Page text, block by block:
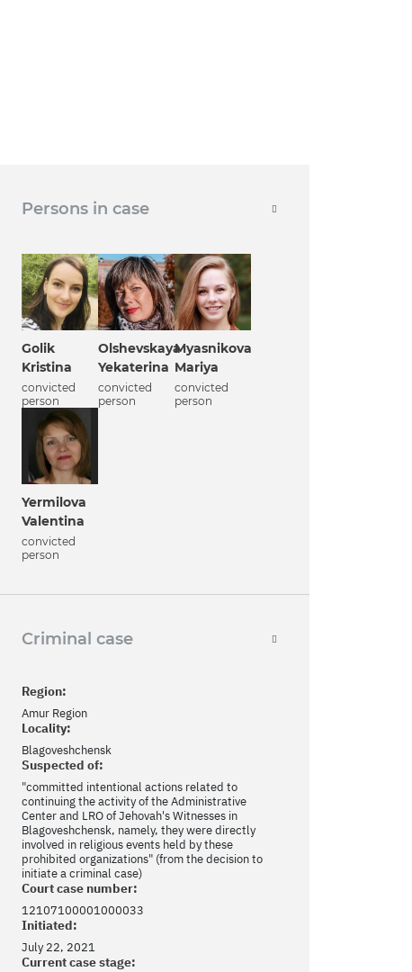
Persons in case
Golik
Kristina
convicted
person
Olshevskaya
Yekaterina
convicted
person
Myasnikova
Mariya
convicted
person
Yermilova
Valentina
convicted
person
Criminal case
Region:
Amur Region
Locality:
Blagoveshchensk
Suspected of:
"committed intentional actions related to
continuing the activity of the Administrative
Center and LRO of Jehovah's Witnesses in
Blagoveshchensk, namely, they were directly
involved in religious events held by these
prohibited organizations" (from the decision to
initiate a criminal case)
Court case number:
12107100001000033
Initiated:
July 22, 2021
Current case stage: